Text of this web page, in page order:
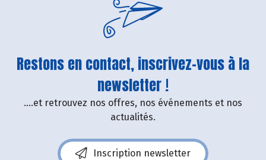
Restons en contact, inscrivez-vous à la
newsletter !
....et retrouvez nos offres, nos événements et nos
actualités.
Inscription newsletter